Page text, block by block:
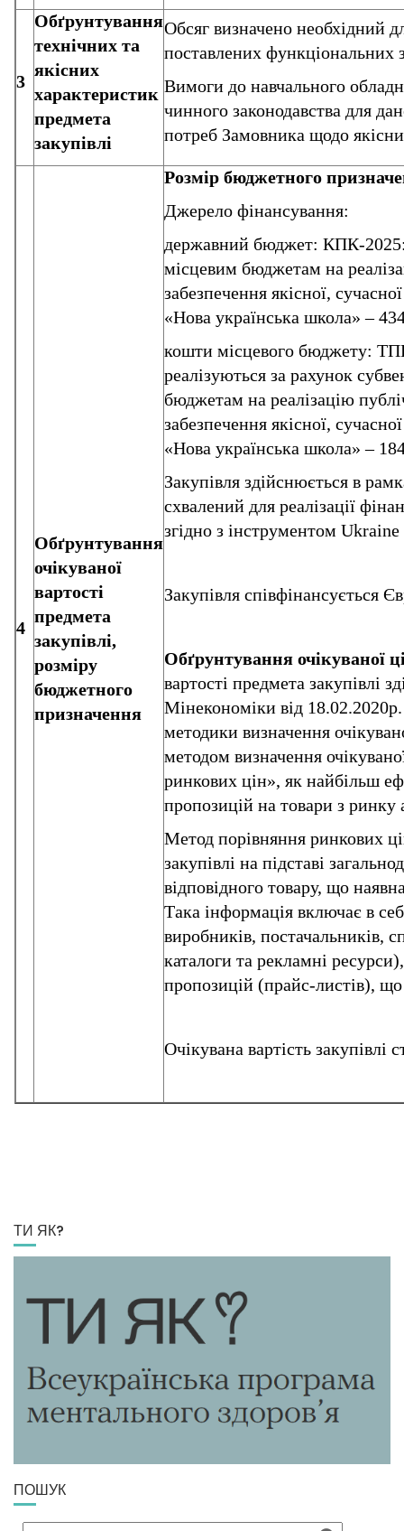
3
Обґрунтування
технічних та
якісних
характеристик
предмета
закупівлі
Обсяг визначено необхідний
поставлених функціональних
Вимоги до навчального
чинного законодавства для
потреб Замовника щодо
4
Обґрунтування
очікуваної
вартості
предмета
закупівлі,
розміру
бюджетного
призначення
Розмір бюджетного
Джерело фінансування:
державний бюджет: КПК-2025:
місцевим бюджетам на
забезпечення якісної,
«Нова українська школа» –
кошти місцевого бюджету:
реалізуються за рахунок
бюджетам на реалізацію
забезпечення якісної,
«Нова українська школа» –
Закупівля здійснюється в
схвалений для реалізації
згідно з інструментом
Закупівля
Обґрунтування очікуваної
вартості предмета закупівлі
Мінекономіки від
методики визначення
методом визначення
ринкових цін», як найбільш
пропозицій на товари з ринку
Метод порівняння ринкових
закупівлі на підставі
відповідного товару, що
Така інформація включає в
виробників, постачальників,
каталоги та рекламні
пропозицій (прайс-листів),
Очікувана вартість
ТИ ЯК?
ПОШУК